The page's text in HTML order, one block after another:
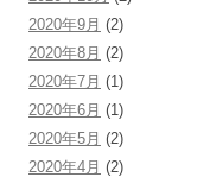
2020年9月 (2)
2020年8月 (2)
2020年7月 (1)
2020年6月 (1)
2020年5月 (2)
2020年4月 (2)